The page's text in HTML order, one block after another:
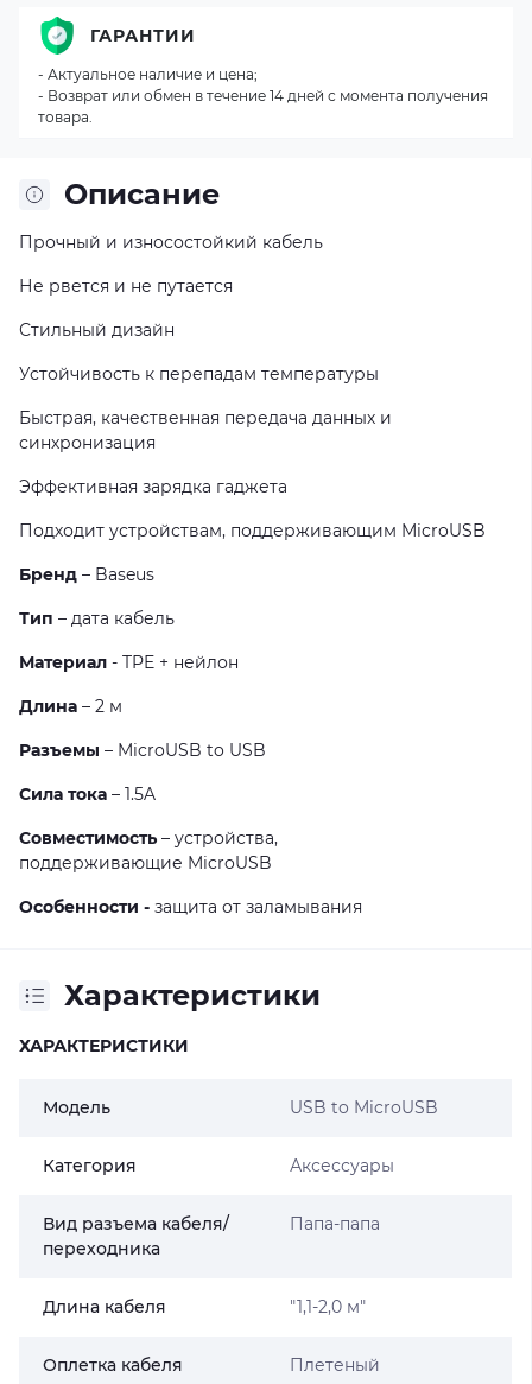
Описание
Прочный и износостойкий кабель
Не рвется и не путается
Стильный дизайн
Устойчивость к перепадам температуры
Быстрая, качественная передача данных и
синхронизация
Эффективная зарядка гаджета
Подходит устройствам, поддерживающим MicroUSB
Бренд – Baseus
Тип – дата кабель
Материал - TPE + нейлон
Длина – 2 м
Разъемы – MicroUSB to USB
Сила тока – 1.5A
Совместимость – устройства,
поддерживающие MicroUSB
Особенности - защита от заламывания
Характеристики
ХАРАКТЕРИСТИКИ
Модель USB to MicroUSB
Категория Аксессуары
Вид разъема кабеля/
переходника
Папа-папа
Длина кабеля "1,1-2,0 м"
Оплетка кабеля Плетеный
ГАРАНТИИ
- Актуальное наличие и цена;
- Возврат или обмен в течение 14 дней с момента получения
товара.